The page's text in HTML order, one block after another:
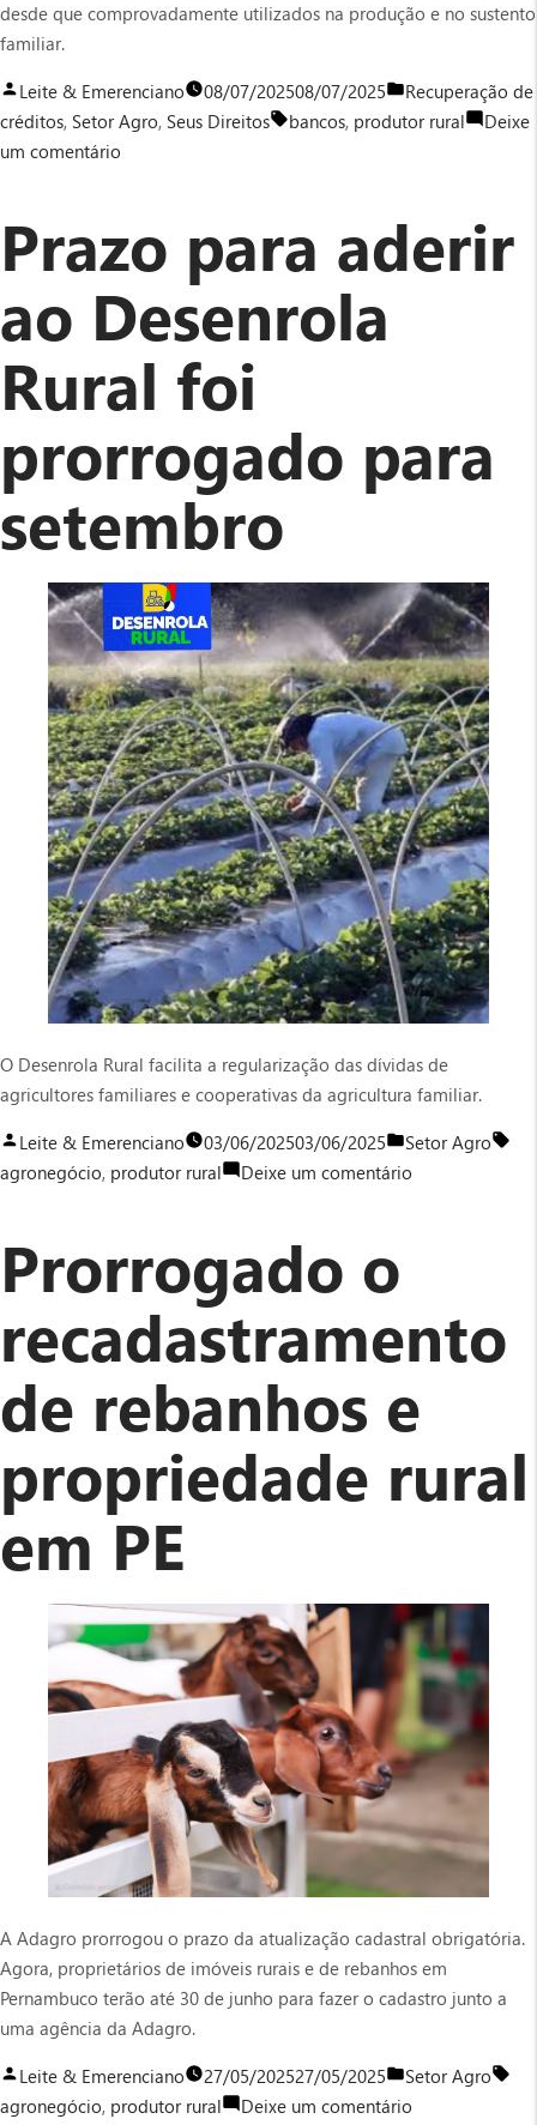
desde que comprovadamente utilizados na produção e no sustento
familiar.
Publicado
por
Leite & Emerenciano 08/07/202508/07/2025
Publicado
em
Recuperação de
créditos, Setor Agro, Seus Direitos Tags:
bancos, produtor rural
Deixe
um comentário
produtor
rural
não
podem
penhorados
Prazo para aderir
ao Desenrola
Rural foi
prorrogado para
setembro
O Desenrola Rural facilita a regularização das dívidas de
agricultores familiares e cooperativas da agricultura familiar.
Publicado
por
Leite & Emerenciano 03/06/202503/06/2025
Publicado
em
Setor Agro
agronegócio, produtor rural Deixe um comentário
Desenrola
Rural
prorrogado
setembro
Prorrogado o
recadastramento
de rebanhos e
propriedade rural
em PE
A Adagro prorrogou o prazo da atualização cadastral obrigatória.
Agora, proprietários de imóveis rurais e de rebanhos em
Pernambuco terão até 30 de junho para fazer o cadastro junto a
uma agência da Adagro.
Publicado
por
Leite & Emerenciano 27/05/202527/05/2025
Publicado
em
Setor Agro
agronegócio, produtor rural Deixe um comentário